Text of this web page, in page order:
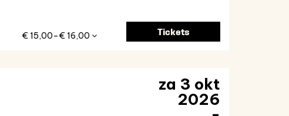
€ 15,00–€ 16,00 Tickets
za 3 okt
2026